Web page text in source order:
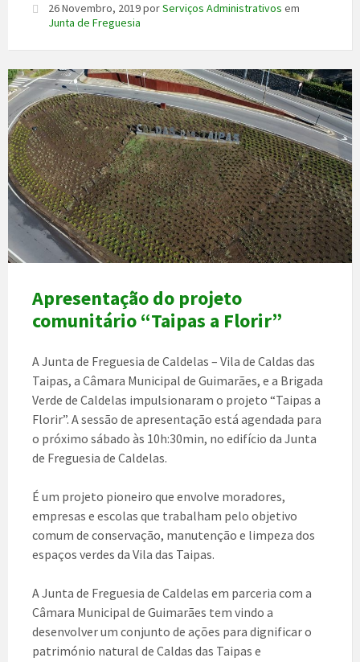
26 Novembro, 2019porServiços Administrativos em
Junta de Freguesia
Apresentação do projeto
comunitário “Taipas a Florir”
A Junta de Freguesia de Caldelas – Vila de Caldas das
Taipas, a Câmara Municipal de Guimarães, e a Brigada
Verde de Caldelas impulsionaram o projeto “Taipas a
Florir”. A sessão de apresentação está agendada para
o próximo sábado às 10h:30min, no edifício da Junta
de Freguesia de Caldelas.
É um projeto pioneiro que envolve moradores,
empresas e escolas que trabalham pelo objetivo
comum de conservação, manutenção e limpeza dos
espaços verdes da Vila das Taipas.
A Junta de Freguesia de Caldelas em parceria com a
Câmara Municipal de Guimarães tem vindo a
desenvolver um conjunto de ações para dignificar o
património natural de Caldas das Taipas e